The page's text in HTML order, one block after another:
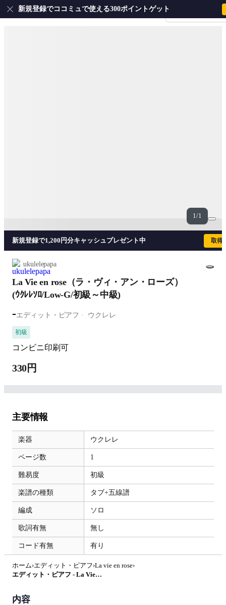
会員登録・ログイ
新規登録でココミュで使える300ポイントゲット
1/1
新規登録で1,200円分キャッシュプレゼント中 取得
ukulelepapa
La Vie en rose（ラ・ヴィ・アン・ローズ）
(ｳｸﾚﾚｿﾛ/Low-G/初級～中級)
-エディット・ピアフ ウクレレ
初級
コンビニ印刷可
330円
主要情報
楽器 ウクレレ
ページ数 1
難易度 初級
楽譜の種類 タブ+五線譜
編成 ソロ
歌詞有無 無し
コード有無 有り
ホーム›エディット・ピアフ›La vie en rose›
エディット・ピアフ - La Vie en rose（ラ・ヴィ・アン・ローズ） (ｳｸﾚﾚｿﾛ/Low-G/初級～中級) by ukulelepapa
内容